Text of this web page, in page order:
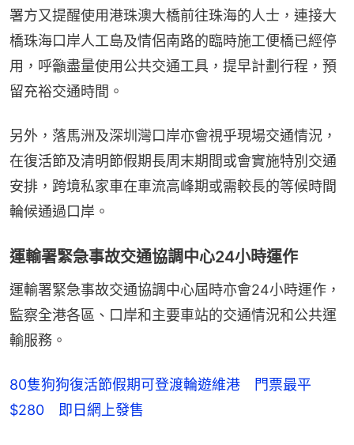
署方又提醒使用港珠澳大橋前往珠海的人士，連接大
橋珠海口岸人工島及情侶南路的臨時施工便橋已經停
用，呼籲盡量使用公共交通工具，提早計劃行程，預
留充裕交通時間。
另外，落馬洲及深圳灣口岸亦會視乎現場交通情況，
在復活節及清明節假期長周末期間或會實施特別交通
安排，跨境私家車在車流高峰期或需較長的等候時間
輪候通過口岸。
運輸署緊急事故交通協調中心24小時運作
運輸署緊急事故交通協調中心屆時亦會24小時運作，
監察全港各區、口岸和主要車站的交通情況和公共運
輸服務。
80隻狗狗復活節假期可登渡輪遊維港 門票最平
$280 即日網上發售